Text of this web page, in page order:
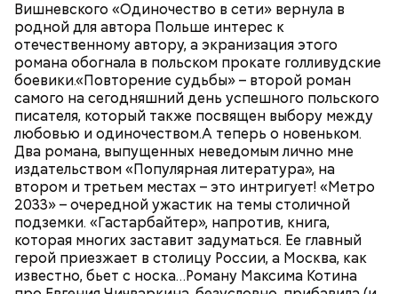
Вишневского «Одиночество в сети» вернула в
родной для автора Польше интерес к
отечественному автору, а экранизация этого
романа обогнала в польском прокате голливудские
боевики.«Повторение судьбы» – второй роман
самого на сегодняшний день успешного польского
писателя, который также посвящен выбору между
любовью и одиночеством.А теперь о новеньком.
Два романа, выпущенных неведомым лично мне
издательством «Популярная литература», на
втором и третьем местах – это интригует! «Метро
2033» – очередной ужастик на темы столичной
подземки. «Гастарбайтер», напротив, книга,
которая многих заставит задуматься. Ее главный
герой приезжает в столицу России, а Москва, как
известно, бьет с носка…Роману Максима Котина